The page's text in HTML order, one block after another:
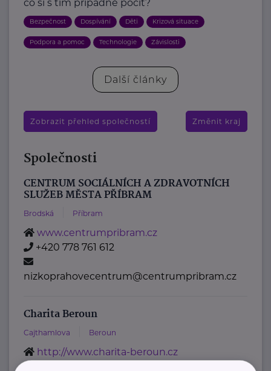
co si s tím případně počít?
Bezpečnost Dospívání Děti Krizová situace
Podpora a pomoc Technologie Závislosti
Další články
Zobrazit přehled společností Změnit kraj
Společnosti
CENTRUM SOCIÁLNÍCH A ZDRAVOTNÍCH
SLUŽEB MĚSTA PŘÍBRAM
Brodská Příbram
www.centrumpribram.cz
+420 778 761 612
nizkoprahovecentrum@centrumpribram.cz
Charita Beroun
Cajthamlova Beroun
http://www.charita-beroun.cz